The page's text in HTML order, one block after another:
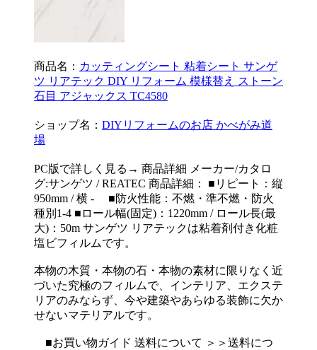
商品名： カッティングシート 粘着シート サンゲ
ツ リアテック DIY リフォーム 模様替え ストーン
石目 アジャックス TC4580
ショップ名： DIYリフォームのお店 かべがみ道
場
PC版で詳しく見る→ 商品詳細 メーカー/カタロ
グ:サンゲツ / REATEC 商品詳細： ■リピート：縦
950mm / 横 - ■防火性能：不燃・準不燃・防火
種別1-4 ■ロール幅(固定)：1220mm / ロール長(最
大)：50m サンゲツ リアテックは粘着剤付き化粧
塩ビフィルムです。
本物の木質・本物の石・本物の素材に限りなく近
づいた究極のフィルムで、インテリア、エクステ
リアのみならず、今や建築やあらゆる装飾に欠か
せないマテリアルです。
■お買い物ガイド 送料について ＞＞送料につ